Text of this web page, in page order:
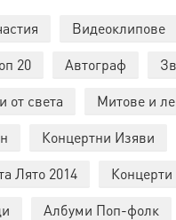
Видеоклипове
20 Автограф
от света Митове и
Концертни Изяви
Лято 2014 Концерти
Албуми Поп-фолк